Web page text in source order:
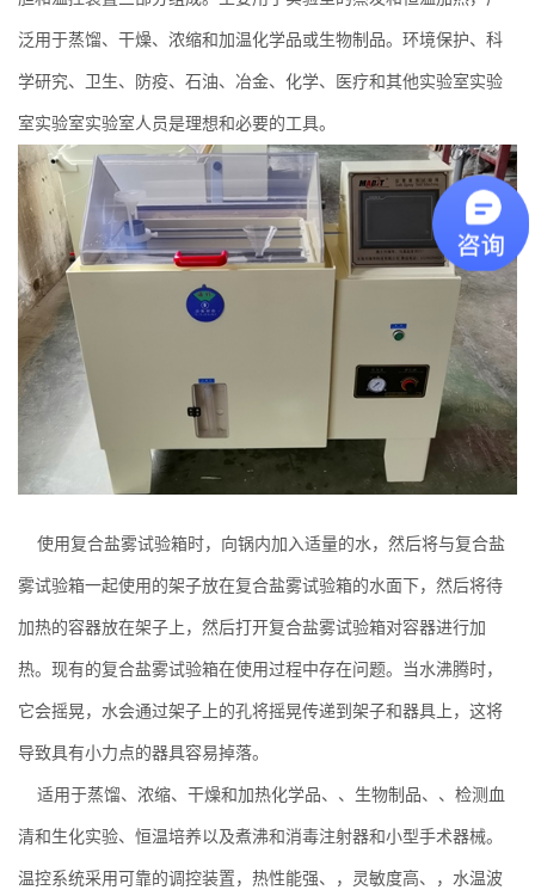
泛用于蒸馏、干燥、浓缩和加温化学品或生物制品。环境保护、科
学研究、卫生、防疫、石油、冶金、化学、医疗和其他实验室实验
室实验室实验室人员是理想和必要的工具。
使用复合盐雾试验箱时，向锅内加入适量的水，然后将与复合盐
雾试验箱一起使用的架子放在复合盐雾试验箱的水面下，然后将待
加热的容器放在架子上，然后打开复合盐雾试验箱对容器进行加
热。现有的复合盐雾试验箱在使用过程中存在问题。当水沸腾时，
它会摇晃，水会通过架子上的孔将摇晃传递到架子和器具上，这将
导致具有小力点的器具容易掉落。
适用于蒸馏、浓缩、干燥和加热化学品、、生物制品、、检测血
清和生化实验、恒温培养以及煮沸和消毒注射器和小型手术器械。
温控系统采用可靠的调控装置，热性能强、，灵敏度高、，水温波